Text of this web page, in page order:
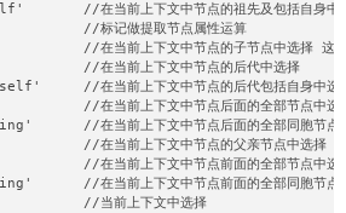
//在当前上下文中节点的祖先及包括自身中
//标记做提取节点属性运算
//在当前上下文中节点的子节点中选择
//在当前上下文中节点的后代中选择
//在当前上下文中节点的后代包括自身中选
//在当前上下文中节点后面的全部节点中选
//在当前上下文中节点后面的全部同胞节点
//在当前上下文中节点的父亲节点中选择
//在当前上下文中节点前面的全部节点中选
//在当前上下文中节点前面的全部同胞节点
//当前上下文中选择